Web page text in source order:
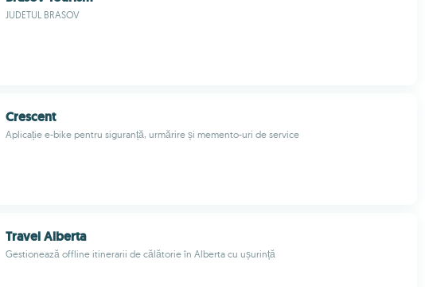
JUDETUL BRASOV
Crescent
Aplicație e-bike pentru siguranță, urmărire și memento-uri de service
Travel Alberta
Gestionează offline itinerarii de călătorie în Alberta cu ușurință